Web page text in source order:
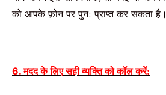
को आपके फ़ोन पर पुनः प्राप्त कर सकता है।
6. मदद के लिए सही व्यक्ति को कॉल करें: